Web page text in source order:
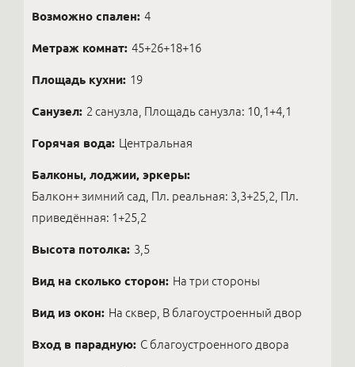
Возможно спален: 4
Метраж комнат: 45+26+18+16
Площадь кухни: 19
Санузел: 2 санузла, Площадь санузла: 10,1+4,1
Горячая вода: Центральная
Балконы, лоджии, эркеры:
Балкон+ зимний сад, Пл. реальная: 3,3+25,2, Пл.
приведённая: 1+25,2
Высота потолка: 3,5
Вид на сколько сторон: На три стороны
Вид из окон: На сквер, В благоустроенный двор
Вход в парадную: С благоустроенного двора